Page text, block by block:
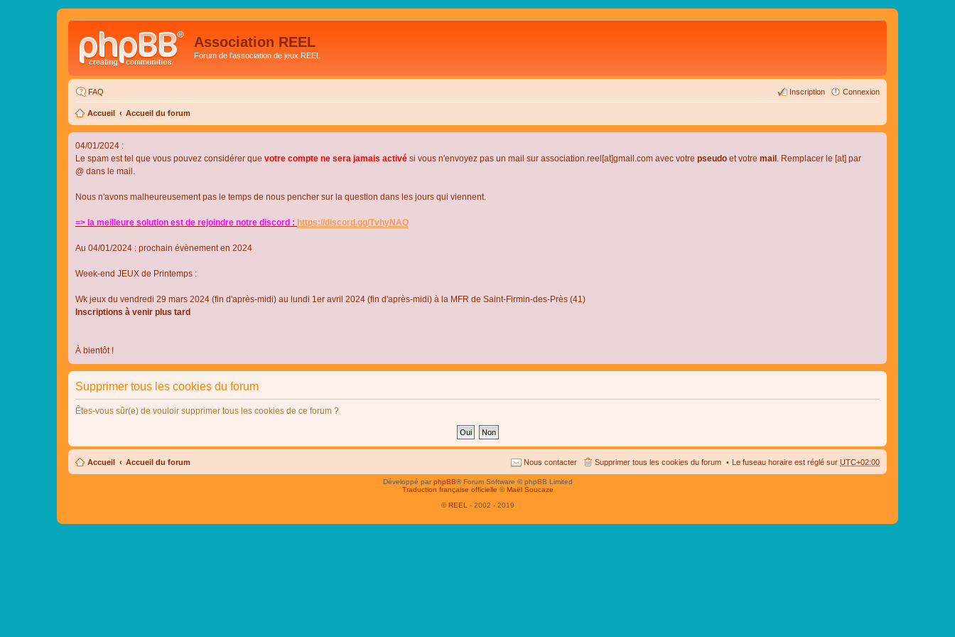
Association REEL
Forum de l'association de jeux REEL
FAQ Connexion
Inscription
Accueil Accueil du forum
04/01/2024 :
Le spam est tel que vous pouvez considérer que votre compte ne sera jamais activé si vous n'envoyez pas un mail sur association.reel[at]gmail.com avec votre pseudo et votre mail . Remplacer le [at] par
@ dans le mail.
Nous n'avons malheureusement pas le temps de nous pencher sur la question dans les jours qui viennent.
=> la meilleure solution est de rejoindre notre discord : https://discord.gg/TvhyNAQ
Au 04/01/2024 : prochain évènement en 2024
Week-end JEUX de Printemps :
Wk jeux du vendredi 29 mars 2024 (fin d'après-midi) au lundi 1er avril 2024 (fin d'après-midi) à la MFR de Saint-Firmin-des-Près (41)
Inscriptions à venir plus tard
À bientôt !
Supprimer tous les cookies du forum
Êtes-vous sûr(e) de vouloir supprimer tous les cookies de ce forum ?
Accueil Accueil du forum Le fuseau horaire est réglé sur UTC+02:00
Supprimer tous les cookies du forum
Nous contacter
Développé parphpBB® Forum Software © phpBB Limited
Traduction française officielle © Maël Soucaze
© REEL - 2002 - 2019